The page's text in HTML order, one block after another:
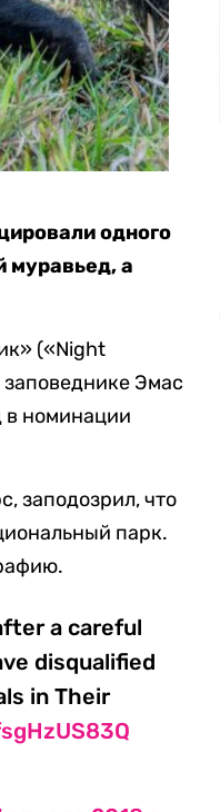
одного
муравьед, а
(«Night
заповеднике Эмас
в номинации
заподозрил, что
парк.
a careful
disqualified
in Their